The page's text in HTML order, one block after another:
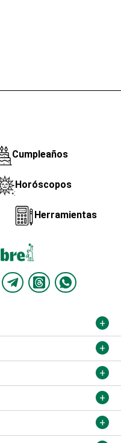
Cumpleaños
Horóscopos
Herramientas